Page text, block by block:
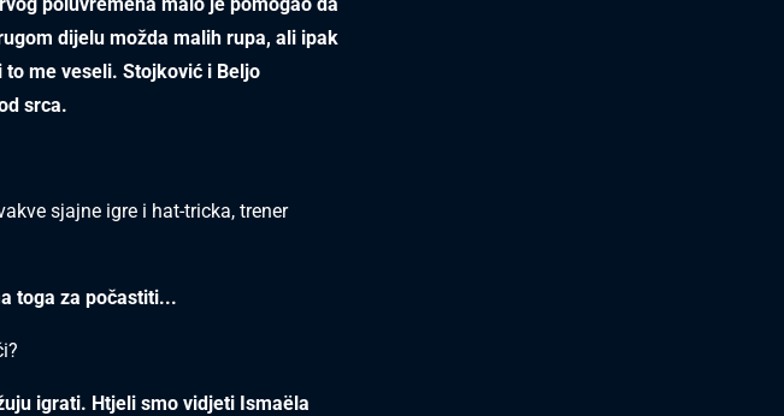
dijelu možda malih rupa, ali ipak
me veseli. Stojković i Beljo
srca.
sjajne igre i hat-tricka, trener
toga za počastiti...
igrati. Htjeli smo vidjeti Ismaëla